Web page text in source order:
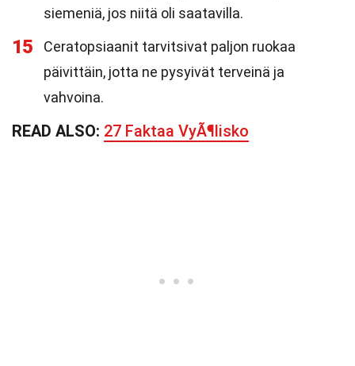
siemeniä, jos niitä oli saatavilla.
15
Ceratopsiaanit tarvitsivat paljon ruokaa
päivittäin, jotta ne pysyivät terveinä ja
vahvoina.
READ ALSO: 27 Faktaa VyÃ¶lisko